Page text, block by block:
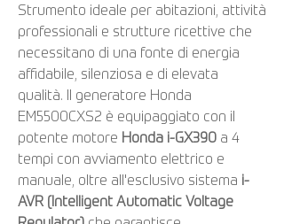
Strumento ideale per abitazioni, attività
professionali e strutture ricettive che
necessitano di una fonte di energia
affidabile, silenziosa e di elevata
qualità. Il generatore Honda
EM5500CXS2 è equipaggiato con il
potente motore Honda i-GX390 a 4
tempi con avviamento elettrico e
manuale, oltre all'esclusivo sistema i-
AVR (Intelligent Automatic Voltage